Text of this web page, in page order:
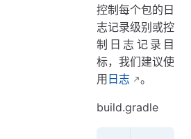
控制每个包的日
志记录级别或控
制日志记录目
标，我们建议使
用日志 。
build.gradle